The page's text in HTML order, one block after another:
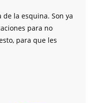
de la esquina. Son ya
para no
para que les